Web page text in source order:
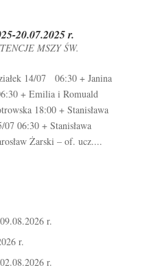
20.07.2025 r.
MSZY ŚW.
14/07 06:30 + Janina
+ Emilia i Romuald
18:00 + Stanisława
06:30 + Stanisława
Żarski – of. ucz....
r.
r.
r.